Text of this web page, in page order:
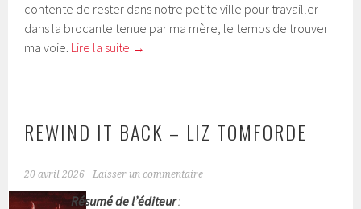
contente de rester dans notre petite ville pour travailler
dans la brocante tenue par ma mère, le temps de trouver
ma voie. Lire la suite →
REWIND IT BACK – LIZ TOMFORDE
20 avril 2026 Laisser un commentaire
Résumé de l’éditeur: